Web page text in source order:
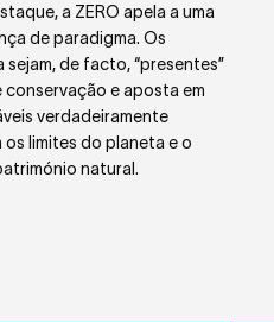
a ZERO apela a uma
de paradigma. Os
sejam, de facto, “presentes”
e aposta em
verdadeiramente
limites do planeta e o
natural.